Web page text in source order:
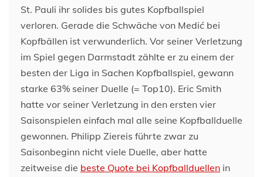
St. Pauli ihr solides bis gutes Kopfballspiel
verloren. Gerade die Schwäche von Medić bei
Kopfbällen ist verwunderlich. Vor seiner Verletzung
im Spiel gegen Darmstadt zählte er zu einem der
besten der Liga in Sachen Kopfballspiel, gewann
starke 63% seiner Duelle (= Top10). Eric Smith
hatte vor seiner Verletzung in den ersten vier
Saisonspielen einfach mal alle seine Kopfballduelle
gewonnen. Philipp Ziereis führte zwar zu
Saisonbeginn nicht viele Duelle, aber hatte
zeitweise die beste Quote bei Kopfballduellen in